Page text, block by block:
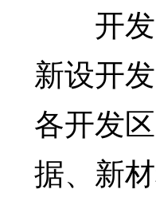
开发
新设开
各开发
据、新